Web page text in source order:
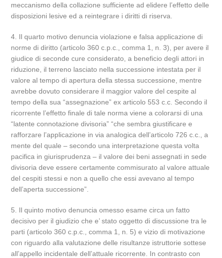
meccanismo della collazione sufficiente ad elidere l’effetto delle
disposizioni lesive ed a reintegrare i diritti di riserva.
4. Il quarto motivo denuncia violazione e falsa applicazione di
norme di diritto (articolo 360 c.p.c., comma 1, n. 3), per avere il
giudice di seconde cure considerato, a beneficio degli attori in
riduzione, il terreno lasciato nella successione intestata per il
valore al tempo di apertura della stessa successione, mentre
avrebbe dovuto considerare il maggior valore del cespite al
tempo della sua “assegnazione” ex articolo 553 c.c. Secondo il
ricorrente l’effetto finale di tale norma viene a colorarsi di una
“latente connotazione divisoria” “che sembra giustificare e
rafforzare l’applicazione in via analogica dell’articolo 726 c.c., a
mente del quale – secondo una interpretazione questa volta
pacifica in giurisprudenza – il valore dei beni assegnati in sede
divisoria deve essere certamente commisurato al valore attuale
del cespiti stessi e non a quello che essi avevano al tempo
dell’aperta successione”.
5. Il quinto motivo denuncia omesso esame circa un fatto
decisivo per il giudizio che e’ stato oggetto di discussione tra le
parti (articolo 360 c.p.c., comma 1, n. 5) e vizio di motivazione
con riguardo alla valutazione delle risultanze istruttorie sottese
all’appello incidentale dell’attuale ricorrente. In contrasto con